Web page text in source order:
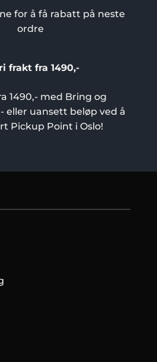
for å få rabatt på neste
ordre
frakt fra 1490,-
1490,- med Bring og
eller uansett beløp ved å
Pickup Point i Oslo!